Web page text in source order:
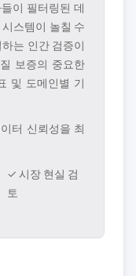
이 필터링된 데
스템이 놀칠 수
는 인간 검증이
보증의 중요한
및 도메인별 기
터 신뢰성을 최
✓ 시장 현실 검
토